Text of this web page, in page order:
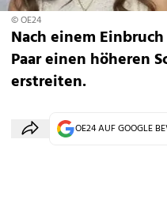
© OE24
Nach einem
Paar einen höheren
erstreiten.
OE24 AUF GOOGLE